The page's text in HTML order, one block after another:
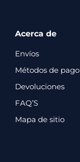
Acerca de
Envíos
Métodos de pago
Devoluciones
FAQ’S
Mapa de sitio